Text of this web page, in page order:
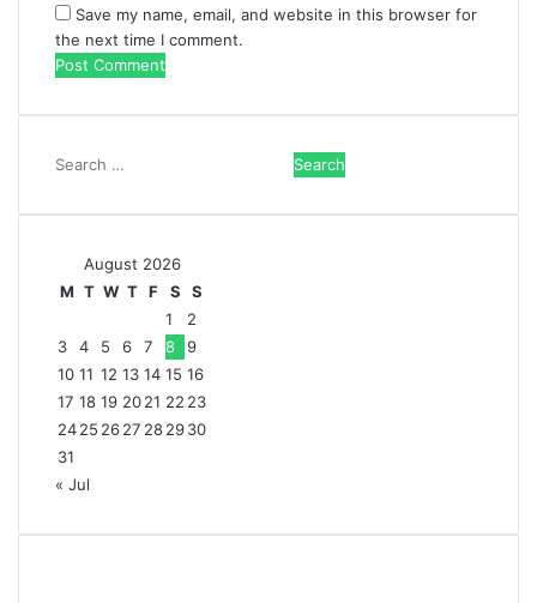
Save my name, email, and website in this browser for
the next time I comment.
Search
August 2026
M T W T F S
S
1
2
3
4 5 6 7 8
9
10 11 12 13 14 15 16
17 18 19 2021 22 23
2425 2627 282930
31
« Jul